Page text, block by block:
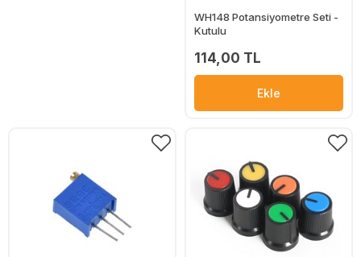
WH148 Potansiyometre Seti -
Kutulu
114,00 TL
Ekle